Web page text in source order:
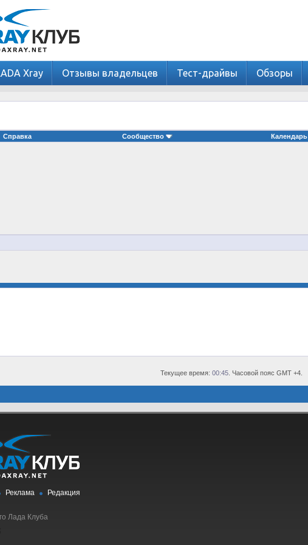
Xray Отзывы владельцев Тест-драйвы Обзоры
Справка Сообщество Календарь
Текущее время: 00:45 . Часовой пояс GMT +4.
Реклама Редакция
Лада Клуба